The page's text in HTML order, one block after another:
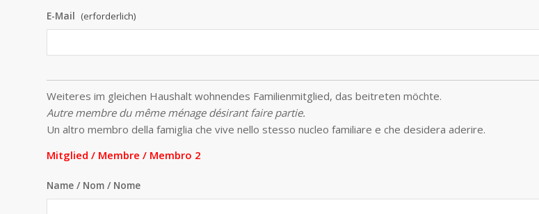
E-Mail (erforderlich)
Weiteres im gleichen Haushalt wohnendes Familienmitglied, das beitreten möchte.
Autre membre du même ménage désirant faire partie.
Un altro membro della famiglia che vive nello stesso nucleo familiare e che desidera aderire.
Mitglied / Membre / Membro 2
Name / Nom / Nome